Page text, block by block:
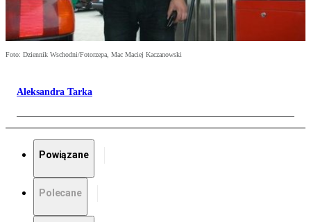
Foto: Dziennik Wschodni/Fotorzepa, Mac Maciej Kaczanowski
Aleksandra Tarka
Powiązane
Polecane